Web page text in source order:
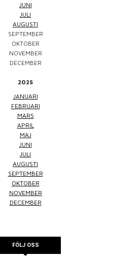
JUNI
JULI
AUGUSTI
SEPTEMBER
OKTOBER
NOVEMBER
DECEMBER
2025
JANUARI
FEBRUARI
MARS
APRIL
MAJ
JUNI
JULI
AUGUSTI
SEPTEMBER
OKTOBER
NOVEMBER
DECEMBER
FÖLJ OSS